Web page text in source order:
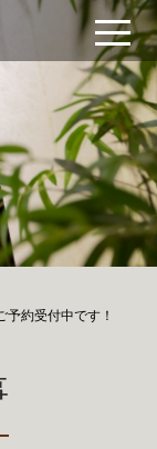
予約受付中です！